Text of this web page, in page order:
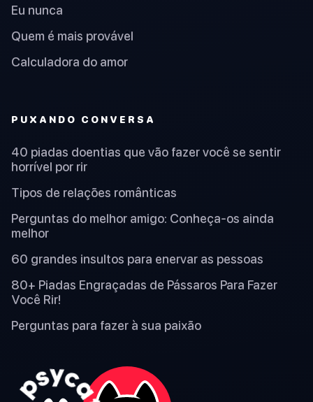
Eu nunca
Quem é mais provável
Calculadora do amor
PUXANDO CONVERSA
40 piadas doentias que vão fazer você se sentir
horrível por rir
Tipos de relações românticas
Perguntas do melhor amigo: Conheça-os ainda
melhor
60 grandes insultos para enervar as pessoas
80+ Piadas Engraçadas de Pássaros Para Fazer
Você Rir!
Perguntas para fazer à sua paixão